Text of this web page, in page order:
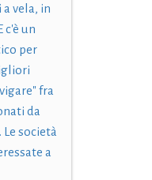
a vela, in
c'è un
per
fra
da
società
a